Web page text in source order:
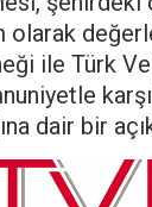
olarak
ile Türk
dair bir